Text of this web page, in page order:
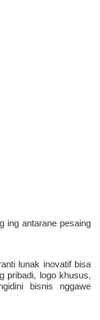
ing antarane pesaing
lunak inovatif bisa
pribadi, logo khusus,
bisnis nggawe